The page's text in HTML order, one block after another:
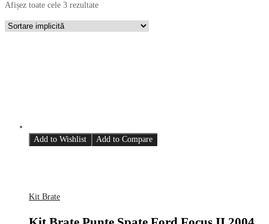
Afișez toate cele 3 rezultate
Add to Wishlist Add to Compare
Kit Brate